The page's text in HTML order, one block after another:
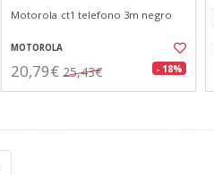
Motorola ct1 telefono 3m negro
MOTOROLA
20,79€ 25,43€ - 18%